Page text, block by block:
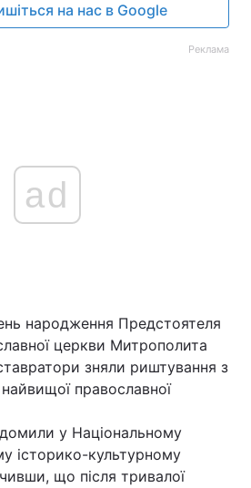
на нас в Google
Реклама
ad
народження Предстоятеля
церкви Митрополита
зняли риштування з
православної
у Національному
історико-культурному
що після тривалої